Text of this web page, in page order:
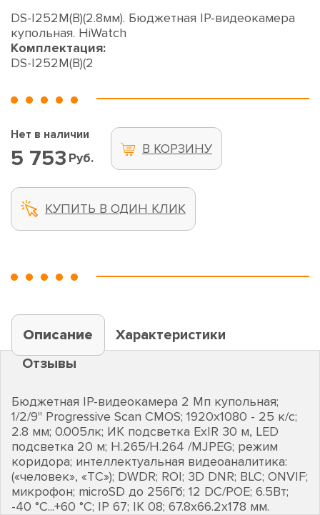
DS-I252M(B)(2.8мм). Бюджетная IP-видеокамера
купольная. HiWatch
Комплектация:
DS-I252M(B)(2
Нет в наличии
5 753 Руб.
В КОРЗИНУ
КУПИТЬ В ОДИН КЛИК
Описание
Характеристики
Отзывы
Бюджетная IP-видеокамера 2 Мп купольная;
1/2/9" Progressive Scan CMOS; 1920х1080 - 25 к/с;
2.8 мм; 0.005лк; ИК подсветка EхIR 30 м, LED
подсветка 20 м; H.265/H.264 /MJPEG; режим
коридора; интеллектуальная видеоаналитика:
(«человек», «ТС»); DWDR; ROI; 3D DNR; BLC; ONVIF;
микрофон; microSD до 256Гб; 12 DC/POE; 6.5Вт;
-40 °C...+60 °C; IP 67; IK 08; 67.8х66.2х178 мм.